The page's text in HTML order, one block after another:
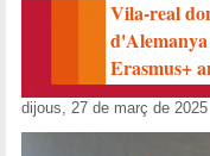
Vila-real
Erasmus+
dijous, 27 de març de 2025